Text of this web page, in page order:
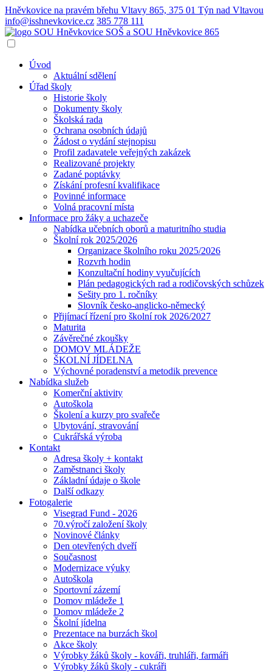
Hněvkovice na pravém břehu Vltavy 865, 375 01 Týn nad Vltavou
info@isshnevkovice.cz 385 778 111
SOŠ a SOU Hněvkovice 865
Úvod
Aktuální sdělení
Úřad školy
Historie školy
Dokumenty školy
Školská rada
Ochrana osobních údajů
Žádost o vydání stejnopisu
Profil zadavatele veřejných zakázek
Realizované projekty
Zadané poptávky
Získání profesní kvalifikace
Povinné informace
Volná pracovní místa
Informace pro žáky a uchazeče
Nabídka učebních oborů a maturitního studia
Školní rok 2025/2026
Organizace školního roku 2025/2026
Rozvrh hodin
Konzultační hodiny vyučujících
Plán pedagogických rad a rodičovských schůzek
Sešity pro 1. ročníky
Slovník česko-anglicko-německý
Přijímací řízení pro školní rok 2026/2027
Maturita
Závěrečné zkoušky
DOMOV MLÁDEŽE
ŠKOLNÍ JÍDELNA
Výchovné poradenství a metodik prevence
Nabídka služeb
Komerční aktivity
Autoškola
Školení a kurzy pro svařeče
Ubytování, stravování
Cukrářská výroba
Kontakt
Adresa školy + kontakt
Zaměstnanci školy
Základní údaje o škole
Další odkazy
Fotogalerie
Visegrad Fund - 2026
70.výročí založení školy
Novinové články
Den otevřených dveří
Současnost
Modernizace výuky
Autoškola
Sportovní zázemí
Domov mládeže 1
Domov mládeže 2
Školní jídelna
Prezentace na burzách škol
Akce školy
Výrobky žáků školy - kováři, truhláři, farmáři
Výrobky žáků školy - cukráři